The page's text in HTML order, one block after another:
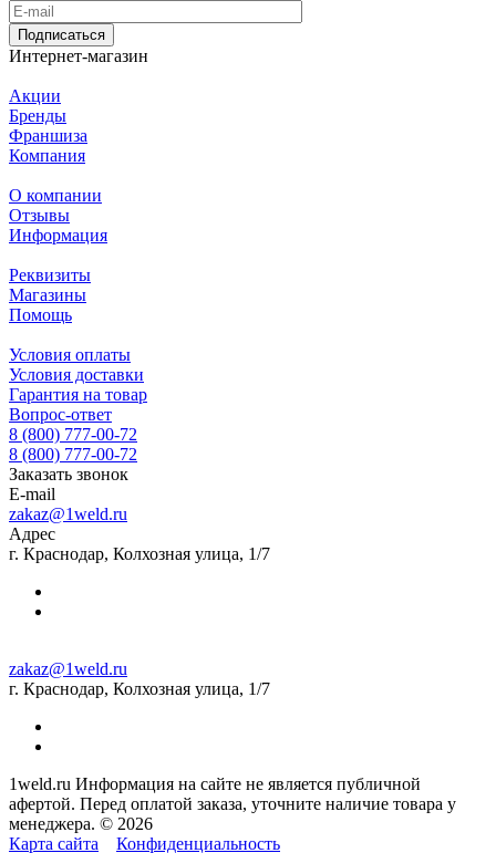
Подписаться
Интернет-магазин
Акции
Бренды
Франшиза
Компания
О компании
Отзывы
Информация
Реквизиты
Магазины
Помощь
Условия оплаты
Условия доставки
Гарантия на товар
Вопрос-ответ
8 (800) 777-00-72
8 (800) 777-00-72
Заказать звонок
E-mail
zakaz@1weld.ru
Адрес
г. Краснодар, Колхозная улица, 1/7
zakaz@1weld.ru
г. Краснодар, Колхозная улица, 1/7
1weld.ru Информация на сайте не является публичной
афертой. Перед оплатой заказа, уточните наличие товара у
менеджера. © 2026
Карта сайта
Конфиденциальность